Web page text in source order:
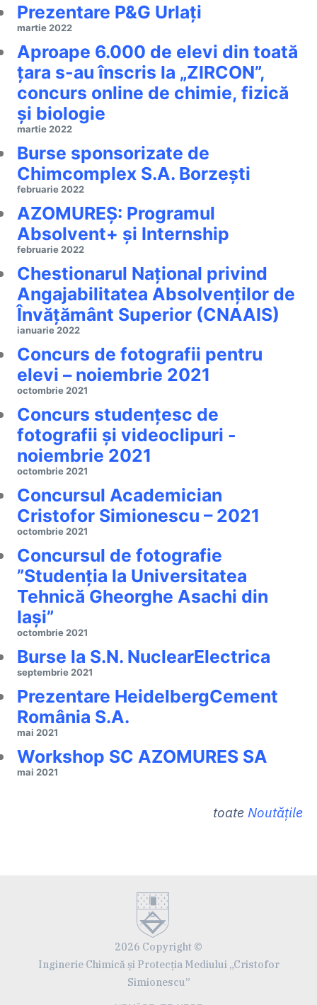
Prezentare P&G Urlați
martie 2022
Aproape 6.000 de elevi din toată
țara s-au înscris la „ZIRCON”,
concurs online de chimie, fizică
și biologie
martie 2022
Burse sponsorizate de
Chimcomplex S.A. Borzești
februarie 2022
AZOMUREȘ: Programul
Absolvent+ și Internship
februarie 2022
Chestionarul Național privind
Angajabilitatea Absolvenților de
Învățământ Superior (CNAAIS)
ianuarie 2022
Concurs de fotografii pentru
elevi – noiembrie 2021
octombrie 2021
Concurs studențesc de
fotografii și videoclipuri -
noiembrie 2021
octombrie 2021
Concursul Academician
Cristofor Simionescu – 2021
octombrie 2021
Concursul de fotografie
”Studenția la Universitatea
Tehnică Gheorghe Asachi din
Iași”
octombrie 2021
Burse la S.N. NuclearElectrica
septembrie 2021
Prezentare HeidelbergCement
România S.A.
mai 2021
Workshop SC AZOMURES SA
mai 2021
toate Noutățile
2026 Copyright ©
Inginerie Chimică și Protecția Mediului „Cristofor
Simionescu”